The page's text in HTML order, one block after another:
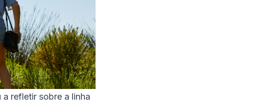
refletir sobre a linha